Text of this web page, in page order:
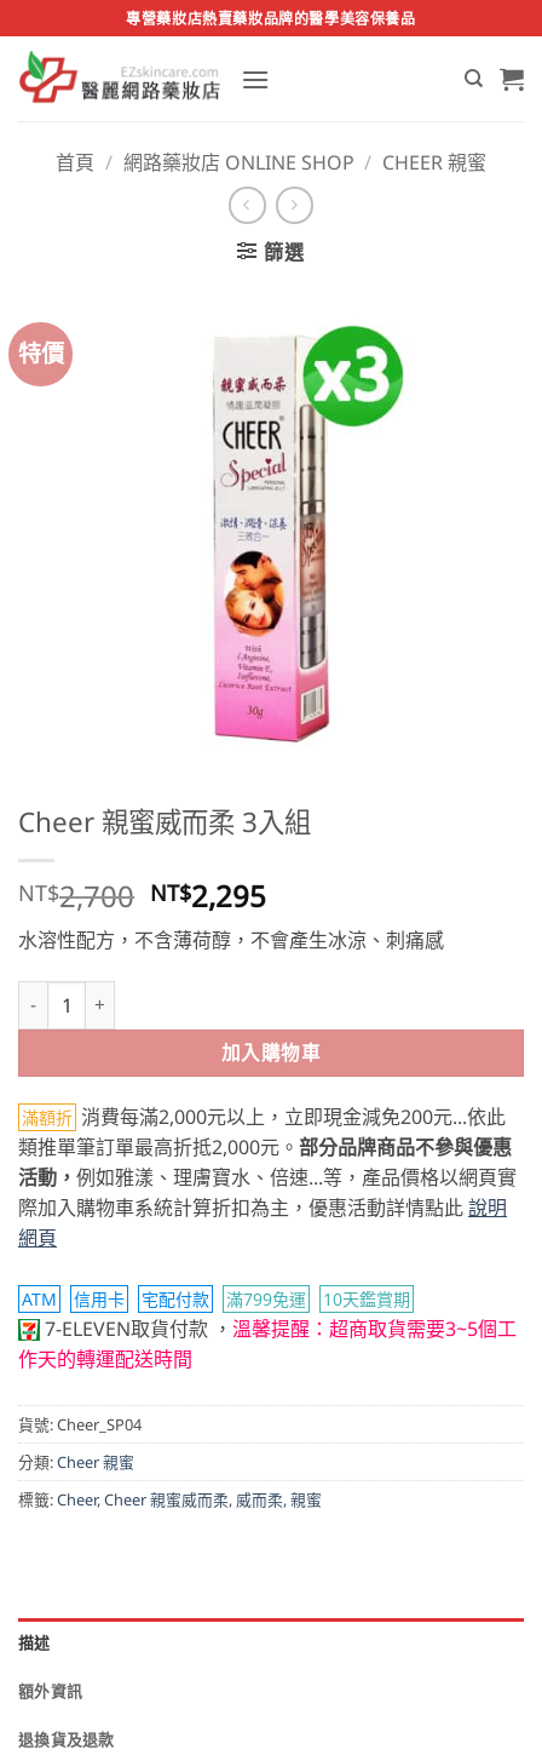
to
content
專營藥妝店熱賣藥妝品牌的醫學美容保養品
首頁 / 網路藥妝店 ONLINE SHOP / CHEER 親蜜
篩選
特價
Cheer 親蜜威而柔 3入組
NT$2,700 原
始
價
NT$2,295目
前
價
水溶性配方，不含薄荷醇，不會產生冰涼、刺痛感
Cheer 親蜜威而柔 3入組 數量
加入購物車
滿額折 消費每滿2,000元以上，立即現金減免200元...依此
類推單筆訂單最高折抵2,000元。 部分品牌商品不參與優惠
活動， 例如雅漾、理膚寶水、倍速...等，產品價格以網頁實
際加入購物車系統計算折扣為主，優惠活動詳情點此說明
網頁
ATM 信用卡 宅配付款 滿799免運 10天鑑賞期
7-ELEVEN取貨付款 ， 溫馨提醒：超商取貨需要3~5個工
作天的轉運配送時間
貨號:Cheer_SP04
分類:Cheer 親蜜
標籤:Cheer,Cheer 親蜜威而柔, 威而柔,親蜜
描述
額外資訊
退換貨及退款